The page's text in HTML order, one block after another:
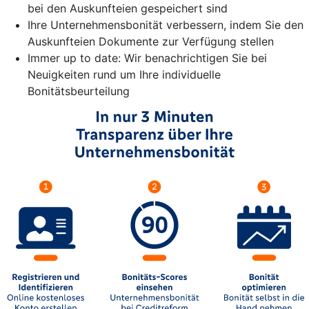
bei den Auskunfteien gespeichert sind
Ihre Unternehmensbonität verbessern, indem Sie den
Auskunfteien Dokumente zur Verfügung stellen
Immer up to date: Wir benachrichtigen Sie bei
Neuigkeiten rund um Ihre individuelle
Bonitätsbeurteilung